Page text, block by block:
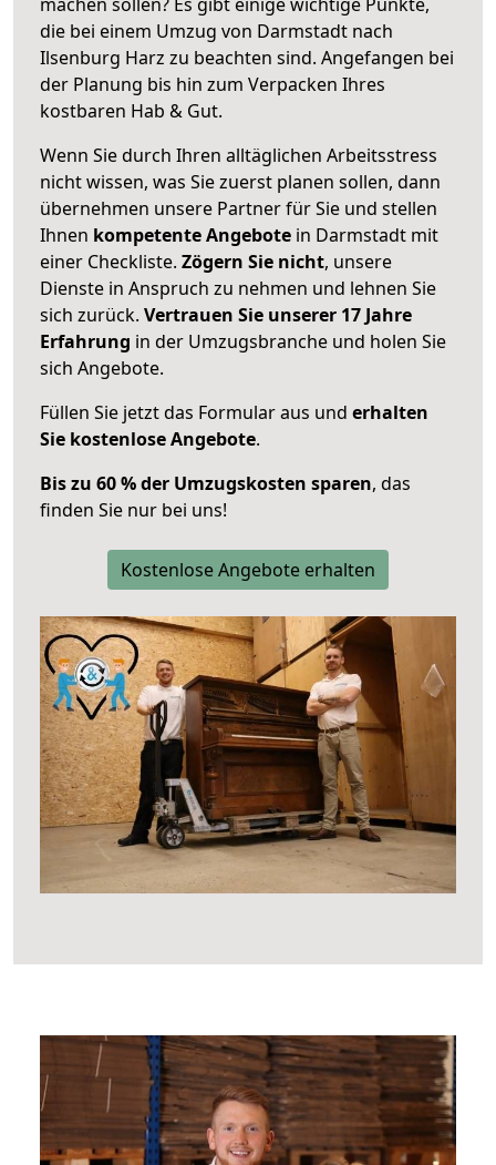
die bei einem Umzug von Darmstadt nach
Ilsenburg Harz zu beachten sind. Angefangen bei
der Planung bis hin zum Verpacken Ihres
kostbaren Hab & Gut.
Wenn Sie durch Ihren alltäglichen Arbeitsstress
nicht wissen, was Sie zuerst planen sollen, dann
übernehmen unsere Partner für Sie und stellen
Ihnen kompetente Angebote in Darmstadt mit
einer Checkliste. Zögern Sie nicht, unsere
Dienste in Anspruch zu nehmen und lehnen Sie
sich zurück. Vertrauen Sie unserer 17 Jahre
Erfahrung in der Umzugsbranche und holen Sie
sich Angebote.
Füllen Sie jetzt das Formular aus und erhalten
Sie kostenlose Angebote.
Bis zu 60 % der Umzugskosten sparen, das
finden Sie nur bei uns!
Kostenlose Angebote erhalten